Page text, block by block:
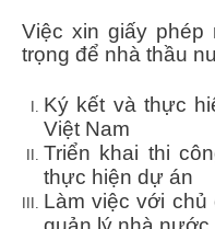
Việc xin giấy phép
trọng để nhà thầu
Ký kết và thực
Việt Nam
Triển khai thi
thực hiện dự án
Làm việc với